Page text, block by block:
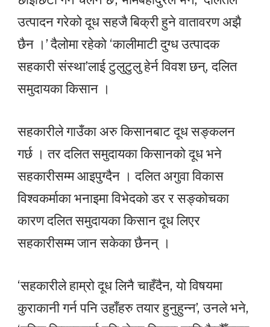
उत्पादन गरेको दूध सहजै बिक्री हुने वातावरण अझै
छैन ।’ दैलोमा रहेको ‘कालीमाटी दुग्ध उत्पादक
सहकारी संस्था’लाई टुलुटुलु हेर्न विवश छन्, दलित
समुदायका किसान ।
सहकारीले गाउँका अरु किसानबाट दूध सङ्कलन
गर्छ । तर दलित समुदायका किसानको दूध भने
सहकारीसम्म आइपुग्दैन । दलित अगुवा विकास
विश्वकर्माका भनाइमा विभेदको डर र सङ्कोचका
कारण दलित समुदायका किसान दूध लिएर
सहकारीसम्म जान सकेका छैनन् ।
‘सहकारीले हाम्रो दूध लिनै चाहँदैन, यो विषयमा
कुराकानी गर्न पनि उहाँहरु तयार हुनुहुन्न’, उनले भने,